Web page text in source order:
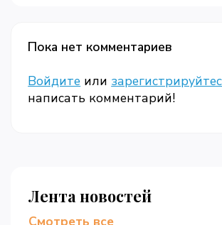
Пока нет комментариев
Войдите или
написать комментарий!
Лента новостей
Смотреть все